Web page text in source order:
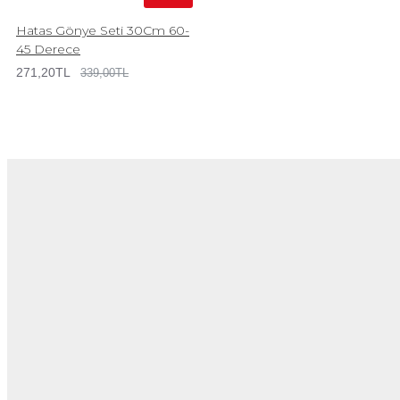
Hatas Gönye Seti 30Cm 60-
45 Derece
271,20TL 339,00TL